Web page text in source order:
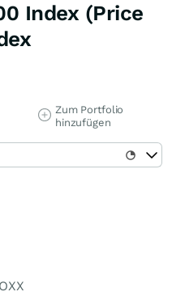
Index (Price
Zum Portfolio
hinzufügen